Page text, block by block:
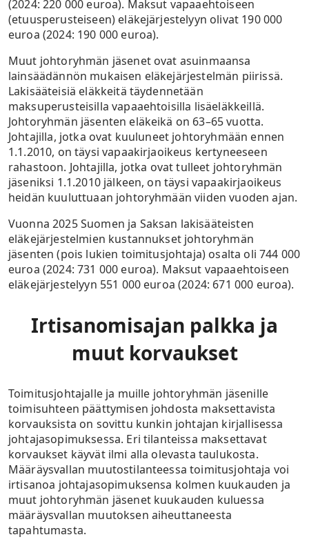
(2024: 220 000 euroa). Maksut vapaaehtoiseen
(etuusperusteiseen) eläkejärjestelyyn olivat 190 000
euroa (2024: 190 000 euroa).
Muut johtoryhmän jäsenet ovat asuinmaansa
lainsäädännön mukaisen eläkejärjestelmän piirissä.
Lakisääteisiä eläkkeitä täydennetään
maksuperusteisilla vapaaehtoisilla lisäeläkkeillä.
Johtoryhmän jäsenten eläkeikä on 63–65 vuotta.
Johtajilla, jotka ovat kuuluneet johtoryhmään ennen
1.1.2010, on täysi vapaakirjaoikeus kertyneeseen
rahastoon. Johtajilla, jotka ovat tulleet johtoryhmän
jäseniksi 1.1.2010 jälkeen, on täysi vapaakirjaoikeus
heidän kuuluttuaan johtoryhmään viiden vuoden ajan.
Vuonna 2025 Suomen ja Saksan lakisääteisten
eläkejärjestelmien kustannukset johtoryhmän
jäsenten (pois lukien toimitusjohtaja) osalta oli 744 000
euroa (2024: 731 000 euroa). Maksut vapaaehtoiseen
eläkejärjestelyyn 551 000 euroa (2024: 671 000 euroa).
Irtisanomisajan palkka ja
muut korvaukset
Toimitusjohtajalle ja muille johtoryhmän jäsenille
toimisuhteen päättymisen johdosta maksettavista
korvauksista on sovittu kunkin johtajan kirjallisessa
johtajasopimuksessa. Eri tilanteissa maksettavat
korvaukset käyvät ilmi alla olevasta taulukosta.
Määräysvallan muutostilanteessa toimitusjohtaja voi
irtisanoa johtajasopimuksensa kolmen kuukauden ja
muut johtoryhmän jäsenet kuukauden kuluessa
määräysvallan muutoksen aiheuttaneesta
tapahtumasta.